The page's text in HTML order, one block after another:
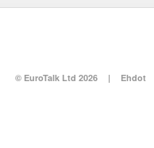
© EuroTalk Ltd 2026 | Ehdot